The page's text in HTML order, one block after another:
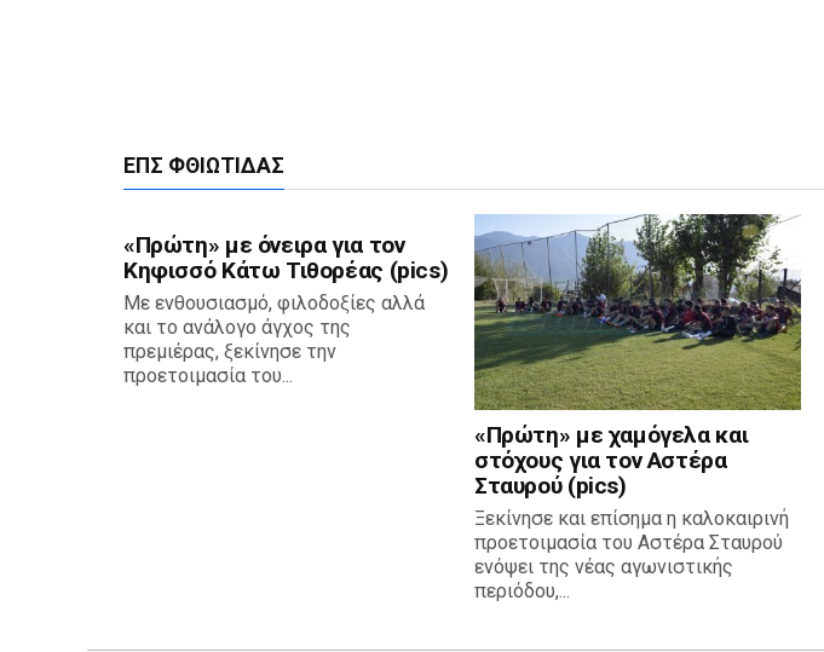
ΕΠΣ ΦΘΙΏΤΙΔΑΣ
«Πρώτη» με όνειρα για τον
Κηφισσό Κάτω Τιθορέας (pics)
Με ενθουσιασμό, φιλοδοξίες αλλά
και το ανάλογο άγχος της
πρεμιέρας, ξεκίνησε την
προετοιμασία του...
«Πρώτη» με χαμόγελα και
στόχους για τον Αστέρα
Σταυρού (pics)
Ξεκίνησε και επίσημα η καλοκαιρινή
προετοιμασία του Αστέρα Σταυρού
ενόψει της νέας αγωνιστικής
περιόδου,...